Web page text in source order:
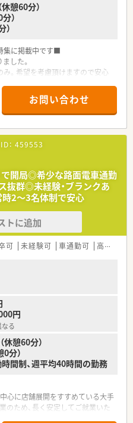
高い知識・スキルを目指せる研
ア研修など沢山の教育研修制度が
ィールドがありますので、
目指されたり、
下さい♪
憩60分）
）
集に掲載中です■
した。
。希望を考慮頂けますので安心
お問い合わせ
： 459553
で開局◎希少な路面電車通勤
抜群◎未経験・ブランクあ
時2～3名体制で安心
トに追加
可 未経験可 車通勤可 高給与(600万円以上)
円
る
休憩60分）
分）
間制、週平均40時間の勤務
心に店舗展開をすすめている大手
のため、長く安定してご就業いた